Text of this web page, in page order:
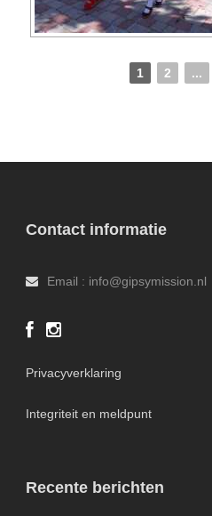
1 2 ...
Contact informatie
Email : info@gipsymission.nl
Privacyverklaring
Integriteit en meldpunt
Recente berichten